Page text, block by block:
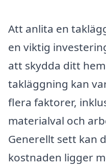
Att anlita en
en viktig
att skydda ditt
takläggning kan
flera faktorer,
materialval och
Generellt sett kan
kostnaden ligger